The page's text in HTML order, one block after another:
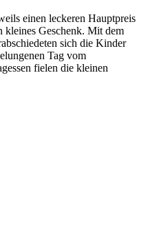
einen leckeren Hauptpreis
kleines Geschenk. Mit dem
sich die Kinder
Tag vom
fielen die kleinen